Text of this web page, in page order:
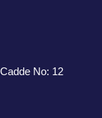
No: 12